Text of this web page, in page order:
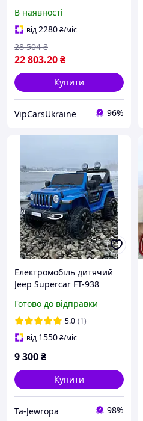
пультом, повний привід,
швидкість 10 км/год,
двомісний, до 50 кг
В наявності
від2280₴/міс
22 803.20₴
28 504 ₴
Купити
VipCarsUkraine 96%
Електромобіль дитячий
Jeep Supercar FT-938
електричні Електромобілі
з пультом
Готово до відправки
5.0 (1)
від 1550₴/міс
9 300₴
Купити
Ta-Jewropa 98%